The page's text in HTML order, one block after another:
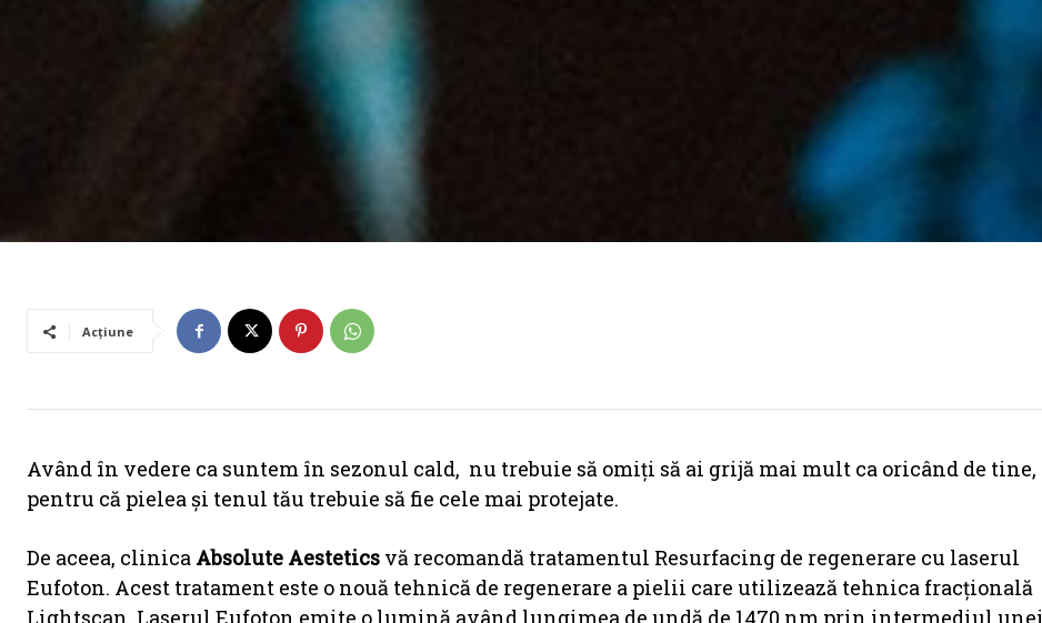
Acțiune
Având în vedere ca suntem în sezonul cald, nu trebuie să omiți să ai grijă mai mult ca oricând de tine,
pentru că pielea și tenul tău trebuie să fie cele mai protejate.
De aceea, clinica Absolute Aestetics vă recomandă tratamentul Resurfacing de regenerare cu laserul
Eufoton. Acest tratament este o nouă tehnică de regenerare a pielii care utilizează tehnica fracţională
Lightscan. Laserul Eufoton emite o lumină având lungimea de undă de 1470 nm prin intermediul unei